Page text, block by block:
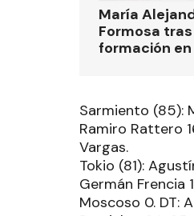
María
Formosa
formación
Sarmiento (85):
Ramiro Rattero
Vargas.
Tokio (81):
Germán Frencia
Moscoso 0. DT: